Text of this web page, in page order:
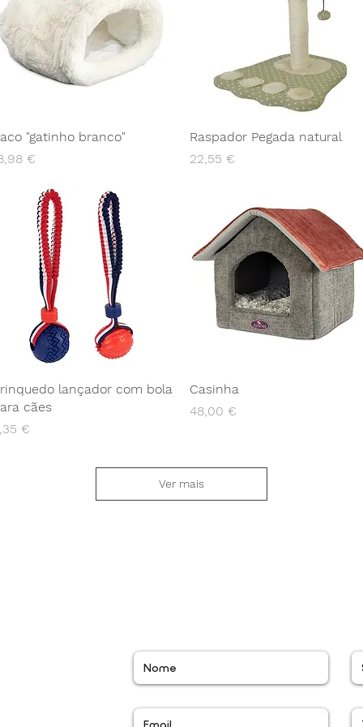
"gatinho branco"
€
Raspador Pegada natural
Preço
22,55 €
lançador com bola
cães
€
Casinha
Preço
48,00 €
Ver mais